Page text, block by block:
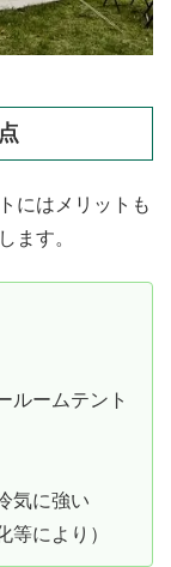
にはメリットも
ます。
ルームテント
気に強い
等により）